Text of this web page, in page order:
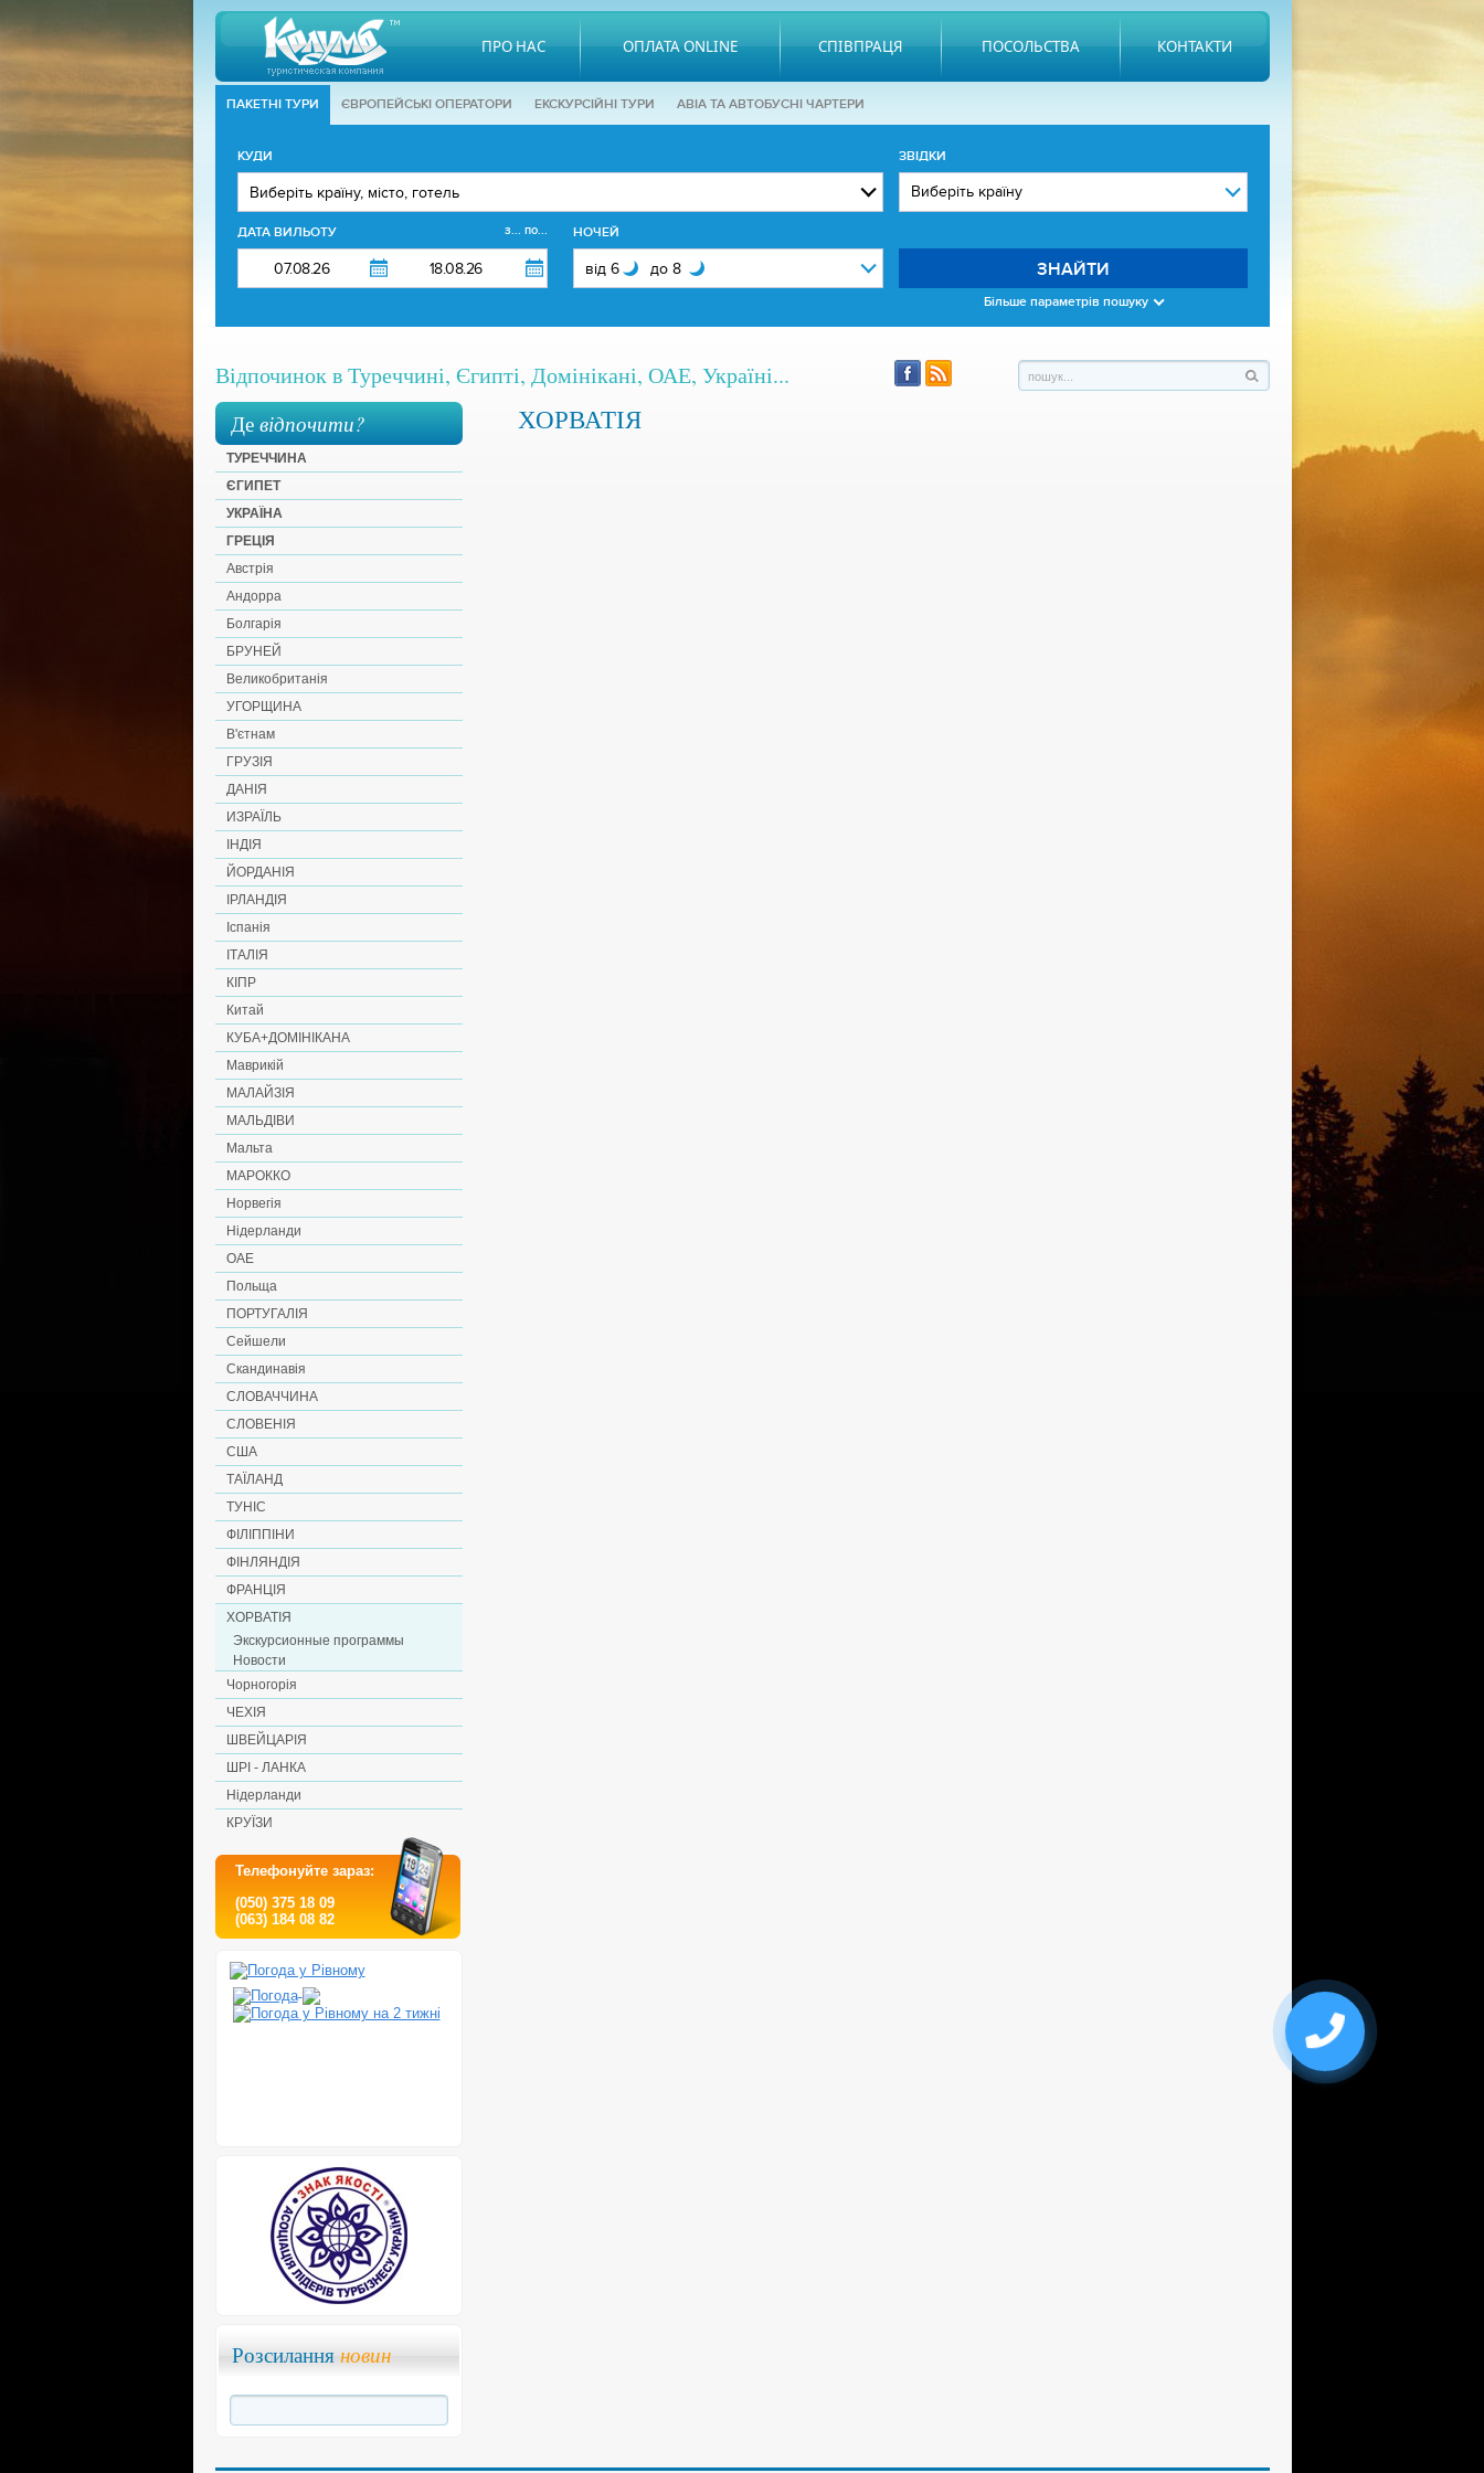
ПРО НАС ОПЛАТА ONLINE СПІВПРАЦЯ ПОСОЛЬСТВА КОНТАКТИ
ПАКЕТНІ ТУРИ ЄВРОПЕЙСЬКІ ОПЕРАТОРИ EКСКУРСІЙНІ ТУРИ АВІА ТА АВТОБУСНІ ЧАРТЕРИ
КУДИ
ДАТА ВИЛЬОТУ з... по... НОЧЕЙ
ЗВІДКИ
ЗНАЙТИ
Більше параметрів пошуку
Відпочинок в Туреччині, Єгипті, Домінікані, ОАЕ, Україні...
Девідпочити?
ТУРЕЧЧИНА
ЄГИПЕТ
УКРАЇНА
ГРЕЦІЯ
Австрія
Андорра
Болгарія
БРУНЕЙ
Великобританія
УГОРЩИНА
В'єтнам
ГРУЗІЯ
ДАНІЯ
ИЗРАЇЛЬ
ІНДІЯ
ЙОРДАНІЯ
ІРЛАНДІЯ
Іспанія
ІТАЛІЯ
КІПР
Китай
КУБА+ДОМІНІКАНА
Маврикій
МАЛАЙЗІЯ
МАЛЬДІВИ
Мальта
МАРОККО
Норвегія
Нідерланди
ОАЕ
Польща
ПОРТУГАЛІЯ
Сейшели
Скандинавія
СЛОВАЧЧИНА
СЛОВЕНІЯ
США
ТАЇЛАНД
ТУНІС
ФІЛІППІНИ
ФІНЛЯНДІЯ
ФРАНЦІЯ
ХОРВАТІЯ
Экскурсионные программы
Новости
Чорногорія
ЧЕХІЯ
ШВЕЙЦАРІЯ
ШРІ - ЛАНКА
Нідерланди
КРУЇЗИ
Телефонуйте зараз:
(050) 375 18 09
(063) 184 08 82
Розсилання новин
ХОРВАТІЯ